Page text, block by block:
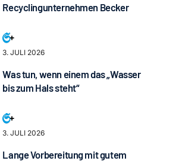
Recyclingunternehmen Becker
3. JULI 2026
Was tun, wenn einem das „Wasser
bis zum Hals steht“
3. JULI 2026
Lange Vorbereitung mit gutem